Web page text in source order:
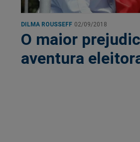
DILMA ROUSSEFF 02/09/2018
O maior
aventura